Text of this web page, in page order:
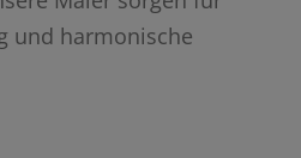
und harmonische